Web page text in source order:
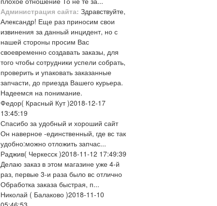
Администрация сайта: Здравствуйте,
Александр! Еще раз приносим свои
извинения за данный инцидент, но с
нашей стороны просим Вас
своевременно создавать заказы, для
того чтобы сотрудники успели собрать,
проверить и упаковать заказанные
запчасти, до приезда Вашего курьера.
Надеемся на понимание.
Федор( Красный Кут )2018-12-17
13:45:19
Спасибо за удобный и хороший сайт
Он наверное -единственный, где вс так
удобно:можно отложить запчас...
Раджив( Черкесск )2018-11-12 17:49:39
Делаю заказ в этом магазине уже 4-й
раз, первые 3-и раза было вс отлично
Обработка заказа быстрая, п...
Николай ( Балаково )2018-11-10